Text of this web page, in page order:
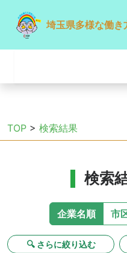
埼玉県多様な働き
TOP > 検索結果
検索
企業名順 市
🔍 さらに絞り込む